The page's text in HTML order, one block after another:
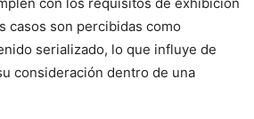
casos son percibidas como
serializado, lo que influye de
consideración dentro de una